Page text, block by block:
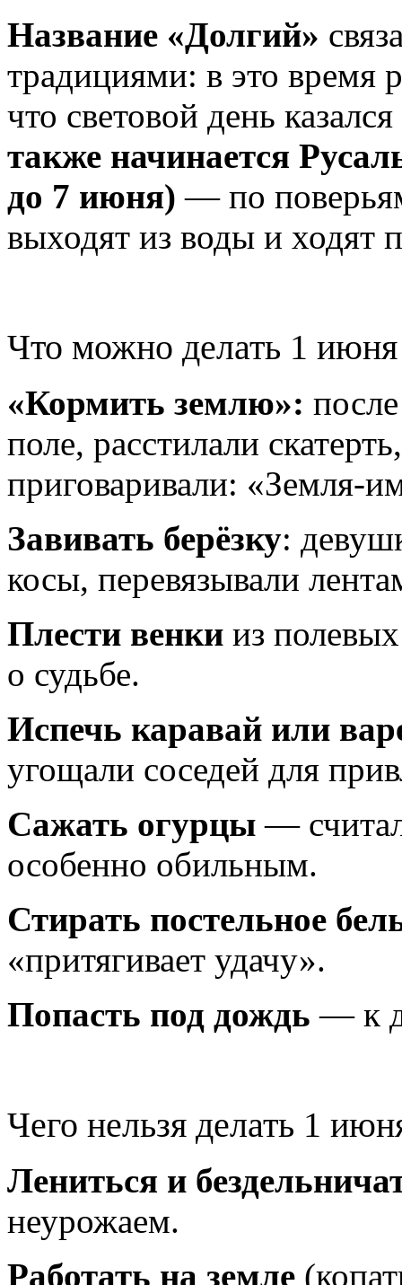
Название «Долгий»
традициями: в это время
что световой день
также начинается
до 7 июня)— по
выходят из воды и ходят
Что можно делать 1 июня
«Кормить землю»:
поле, расстилали
приговаривали:
Завивать берёзку:
косы, перевязывали
Плести венки из
о судьбе.
Испечь каравай или
угощали соседей для
Сажать огурцы —
особенно обильным.
Стирать постельное
«притягивает удачу».
Попасть под дождь — к
Чего нельзя делать 1
Лениться и
неурожаем.
Работать на земле